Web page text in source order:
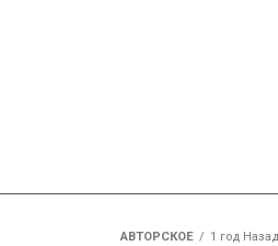
АВТОРСКОЕ 1 год Назад